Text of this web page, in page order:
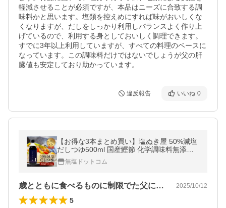
軽減させることが必須ですが、本品はニーズに合致する調
味料かと思います。塩類を控えめにすれば味がおいしくな
くなりますが、だしをしっかり利用しバランスよく作り上
げているので、利用する身としておいしく調理できます。
すでに3年以上利用していますが、すべての料理のベースに
なっています。この調味料だけではないでしょうが父の肝
臓値も安定しており助かっています。
違反報告 いいね 0
【お得な3本まとめ買い】塩ぬき屋 50%減塩
だしつゆ500ml 国産鰹節 化学調味料無添加
3本セット (リン50%カット・カリウム70%
カット) プレゼント
無塩ドットコム
歳とともに食べるものに制限でた父にとっ… 2025/10/12
5